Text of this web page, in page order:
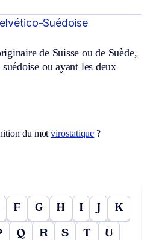
Suédoise
de Suisse ou de Suède,
ou ayant les deux
du motvirostatique ?
F G H I J K
Q R S T U